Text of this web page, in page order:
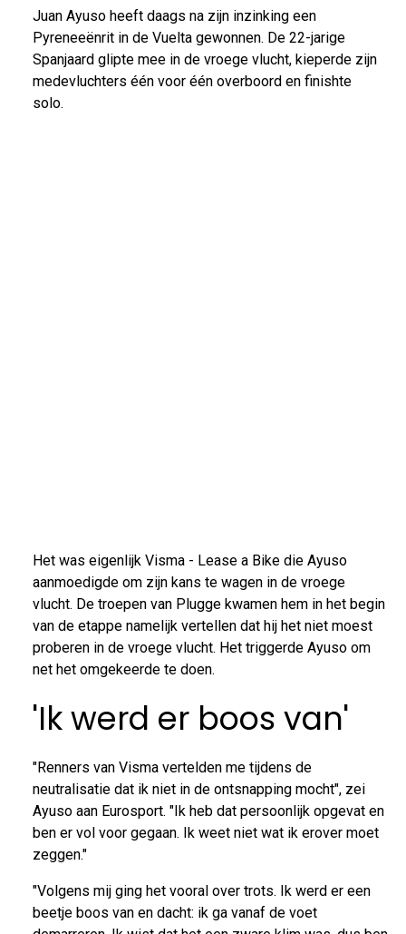
Juan Ayuso heeft daags na zijn inzinking een
Pyreneeënrit in de Vuelta gewonnen. De 22-jarige
Spanjaard glipte mee in de vroege vlucht, kieperde zijn
medevluchters één voor één overboord en finishte
solo.
Het was eigenlijk Visma - Lease a Bike die Ayuso
aanmoedigde om zijn kans te wagen in de vroege
vlucht. De troepen van Plugge kwamen hem in het begin
van de etappe namelijk vertellen dat hij het niet moest
proberen in de vroege vlucht. Het triggerde Ayuso om
net het omgekeerde te doen.
'Ik werd er boos van'
"Renners van Visma vertelden me tijdens de
neutralisatie dat ik niet in de ontsnapping mocht", zei
Ayuso aan Eurosport. "Ik heb dat persoonlijk opgevat en
ben er vol voor gegaan. Ik weet niet wat ik erover moet
zeggen."
"Volgens mij ging het vooral over trots. Ik werd er een
beetje boos van en dacht: ik ga vanaf de voet